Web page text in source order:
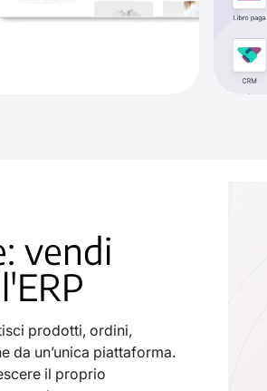
vendi
prodotti, ordini,
da un’unica piattaforma.
il proprio